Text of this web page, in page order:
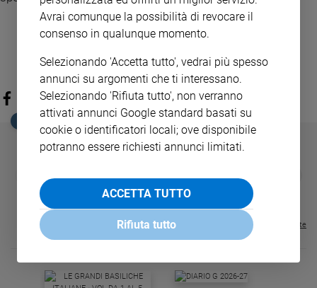
€ 34,80
Visualizza tutte le riviste
Avrai comunque la possibilità di revocare il
consenso in qualunque momento.
Selezionando 'Accetta tutto', vedrai più spesso
annunci su argomenti che ti interessano.
Selezionando 'Rifiuta tutto', non verranno
attivati annunci Google standard basati su
cookie o identificatori locali; ove disponibile
potranno essere richiesti annunci limitati.
ACCETTA TUTTO
Rifiuta tutto